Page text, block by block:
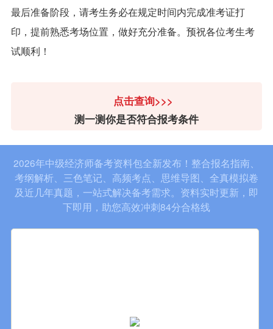
最后准备阶段，请考生务必在规定时间内完成准考证打
印，提前熟悉考场位置，做好充分准备。预祝各位考生考
试顺利！
点击查询>>>
测一测你是否符合报考条件
2026年中级经济师备考资料包全新发布！整合报名指南、
考纲解析、三色笔记、高频考点、思维导图、全真模拟卷
及近几年真题，一站式解决备考需求。资料实时更新，即
下即用，助您高效冲刺84分合格线